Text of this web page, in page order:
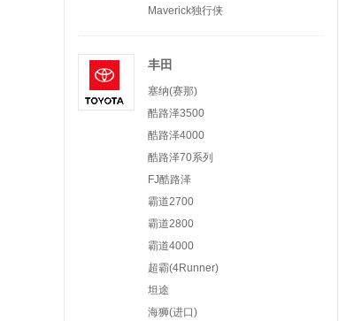
Maverick独行侠
丰田
塞纳(赛那)
酷路泽3500
酷路泽4000
酷路泽70系列
FJ酷路泽
霸道2700
霸道2800
霸道4000
超霸(4Runner)
坦途
海狮(进口)